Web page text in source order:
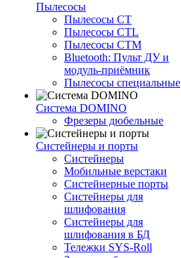
Пылесосы
Пылесосы CT
Пылесосы CTL
Пылесосы CTM
Bluetooth: Пульт ДУ и
модуль-приёмник
Пылесосы специальные
Система DOMINO
Фрезеры дюбельные
Систейнеры и порты
Систейнеры
Мобильные верстаки
Систейнерные порты
Систейнеры для
шлифования
Систейнеры для
шлифования в БД
Тележки SYS-Roll